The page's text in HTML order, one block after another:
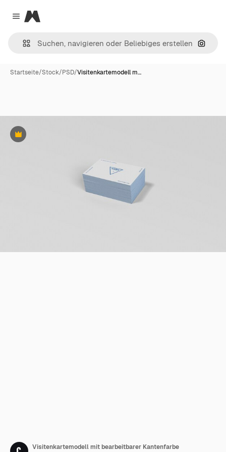
Close menu
Magnific
Nach
Startseite/Stock/PSD/Visitenkartemodell m…
Premium
Visitenkartemodell mit bearbeitbarer Kantenfarbe